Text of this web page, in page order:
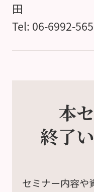
田
Tel: 06-6992-
本
終了
セミナー内容や